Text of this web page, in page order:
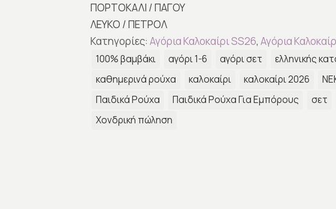
ΠΟΡΤΟΚΑΛΙ / ΠΑΓΟΥ
ΛΕΥΚΟ / ΠΕΤΡΟΛ
Κατηγορίες: Αγόρια Καλοκαίρι SS26, Αγόρια
100% βαμβάκι αγόρι 1-6 αγόρι σετ ελληνικής
καθημερινά ρούχα
καλοκαίρι καλοκαίρι 2026
Παιδικά Ρούχα
Παιδικά Ρούχα Για Εμπόρους σετ
Χονδρική πώληση